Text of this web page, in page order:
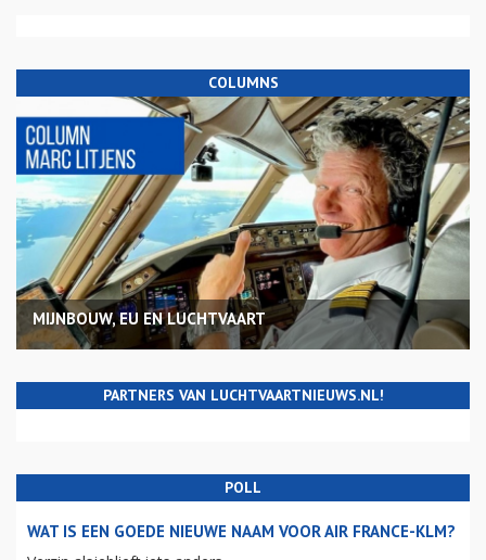
COLUMNS
MIJNBOUW, EU EN LUCHTVAART
PARTNERS VAN LUCHTVAARTNIEUWS.NL!
POLL
WAT IS EEN GOEDE NIEUWE NAAM VOOR AIR FRANCE-KLM?